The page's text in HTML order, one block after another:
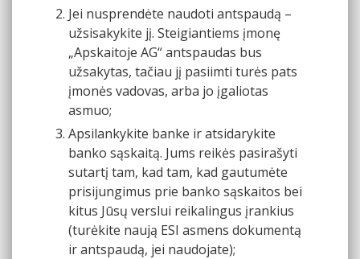
Jei nusprendėte naudoti antspaudą –
užsisakykite jį. Steigiantiems įmonę
„Apskaitoje AG“ antspaudas bus
užsakytas, tačiau jį pasiimti turės pats
įmonės vadovas, arba jo įgaliotas
asmuo;
Apsilankykite banke ir atsidarykite
banko sąskaitą. Jums reikės pasirašyti
sutartį tam, kad tam, kad gautumėte
prisijungimus prie banko sąskaitos bei
kitus Jūsų verslui reikalingus įrankius
(turėkite naują ESI asmens dokumentą
ir antspaudą, jei naudojate);